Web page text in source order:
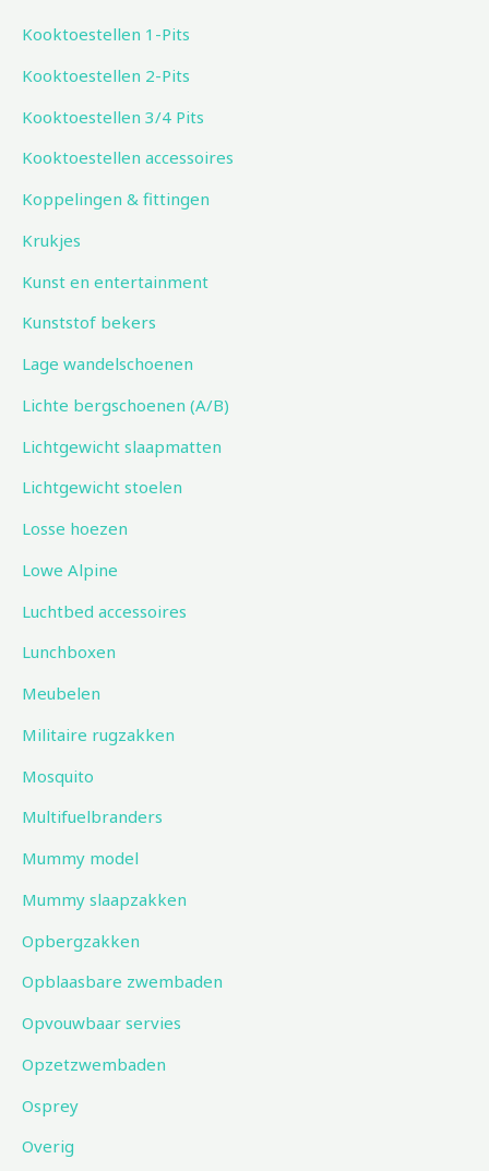
Kooktoestellen 1-Pits
Kooktoestellen 2-Pits
Kooktoestellen 3/4 Pits
Kooktoestellen accessoires
Koppelingen & fittingen
Krukjes
Kunst en entertainment
Kunststof bekers
Lage wandelschoenen
Lichte bergschoenen (A/B)
Lichtgewicht slaapmatten
Lichtgewicht stoelen
Losse hoezen
Lowe Alpine
Luchtbed accessoires
Lunchboxen
Meubelen
Militaire rugzakken
Mosquito
Multifuelbranders
Mummy model
Mummy slaapzakken
Opbergzakken
Opblaasbare zwembaden
Opvouwbaar servies
Opzetzwembaden
Osprey
Overig